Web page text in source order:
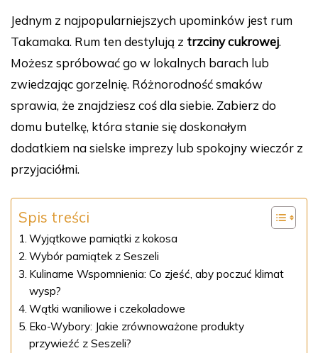
Jednym z najpopularniejszych upominków jest rum
Takamaka. Rum ten destylują z trzciny cukrowej.
Możesz spróbować go w lokalnych barach lub
zwiedzając gorzelnię. Różnorodność smaków
sprawia, że znajdziesz coś dla siebie. Zabierz do
domu butelkę, która stanie się doskonałym
dodatkiem na sielske imprezy lub spokojny wieczór z
przyjaciółmi.
Spis treści
Wyjątkowe pamiątki z kokosa
Wybór pamiątek z Seszeli
Kulinarne Wspomnienia: Co zjeść, aby poczuć klimat
wysp?
Wątki waniliowe i czekoladowe
Eko-Wybory: Jakie zrównoważone produkty
przywieźć z Seszeli?